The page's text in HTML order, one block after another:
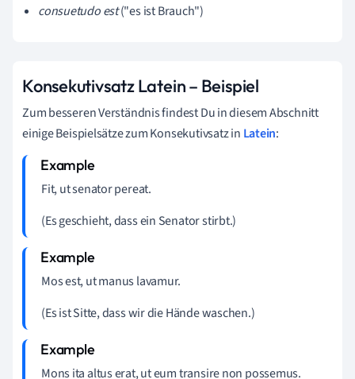
consuetudo est("es ist Brauch")
Konsekutivsatz Latein – Beispiel
Zum besseren Verständnis findest Du in diesem Abschnitt
einige Beispielsätze zum Konsekutivsatz in Latein:
Fit, ut senator pereat.
(Es geschieht, dass ein Senator stirbt.)
Mos est, ut manus lavamur.
(Es ist Sitte, dass wir die Hände waschen.)
Mons ita altus erat, ut eum transire non possemus.